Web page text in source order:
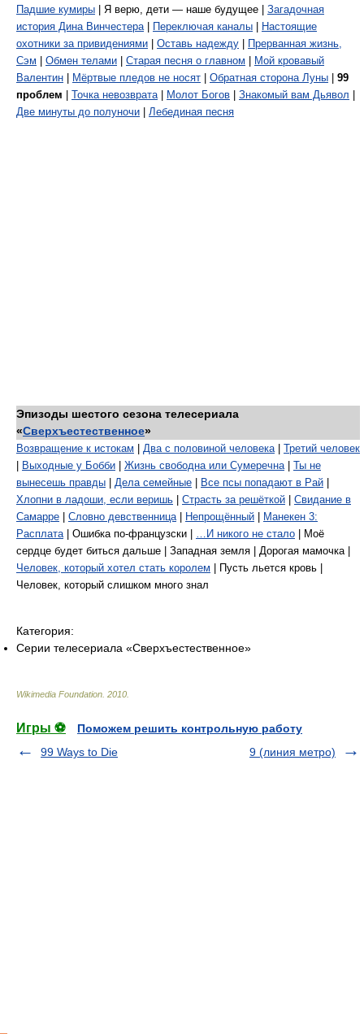
Падшие кумиры | Я верю, дети — наше будущее | Загадочная
история Дина Винчестера| Переключая каналы
Настоящие
охотники за привидениями
Оставь надежду
Прерванная жизнь,
Сэм
Обмен телами Старая песня о главном
Мой кровавый
Валентин
Мёртвые пледов не носят Обратная сторона Луны
99
проблем
Точка невозврата| Молот Богов Знакомый вам Дьявол
Две минуты до полуночи
Лебединая песня
Эпизоды шестого сезона телесериала
«Сверхъестественное»
Возвращение к истокам Два с половиной человека| Третий человек
Выходные у Бобби Жизнь свободна или Сумеречна| Ты не
вынесешь правды
Дела семейные Все псы попадают в Рай
Хлопни в ладоши, если веришь
Страсть за решёткой
Свидание в
Самарре
Словно девственница| Непрощённый
Манекен 3:
Расплата| Ошибка по-французски | …И никого не стало | Моё
сердце будет биться дальше | Западная земля | Дорогая мамочка |
Человек, который хотел стать королем | Пусть льется кровь |
Человек, который слишком много знал
Категория:
Серии телесериала «Сверхъестественное»
Wikimedia Foundation 2010
Игры ⚽
Поможем решить контрольную работу
99 Ways to Die
9 (линия метро)